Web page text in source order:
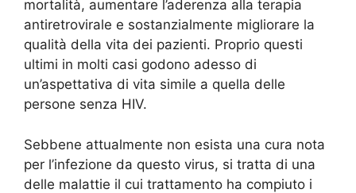
mortalità, aumentare l’aderenza alla terapia
antiretrovirale e sostanzialmente migliorare la
qualità della vita dei pazienti. Proprio questi
ultimi in molti casi godono adesso di
un’aspettativa di vita simile a quella delle
persone senza HIV.
Sebbene attualmente non esista una cura nota
per l’infezione da questo virus, si tratta di una
delle malattie il cui trattamento ha compiuto i